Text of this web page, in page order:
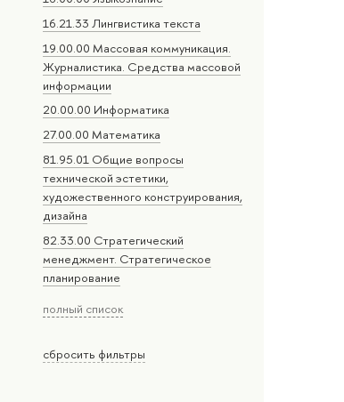
16.21.33 Лингвистика текста
19.00.00 Массовая коммуникация.
Журналистика. Средства массовой
информации
20.00.00 Информатика
27.00.00 Математика
81.95.01 Общие вопросы
технической эстетики,
художественного конструирования,
дизайна
82.33.00 Стратегический
менеджмент. Стратегическое
планирование
полный список
сбросить фильтры